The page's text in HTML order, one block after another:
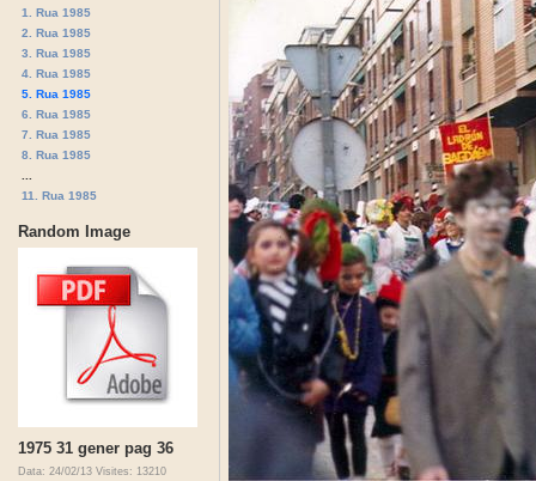
1. Rua 1985
2. Rua 1985
3. Rua 1985
4. Rua 1985
5. Rua 1985
6. Rua 1985
7. Rua 1985
8. Rua 1985
11. Rua 1985
Random Image
1975 31 gener pag 36
Data: 24/02/13 Visites: 13210